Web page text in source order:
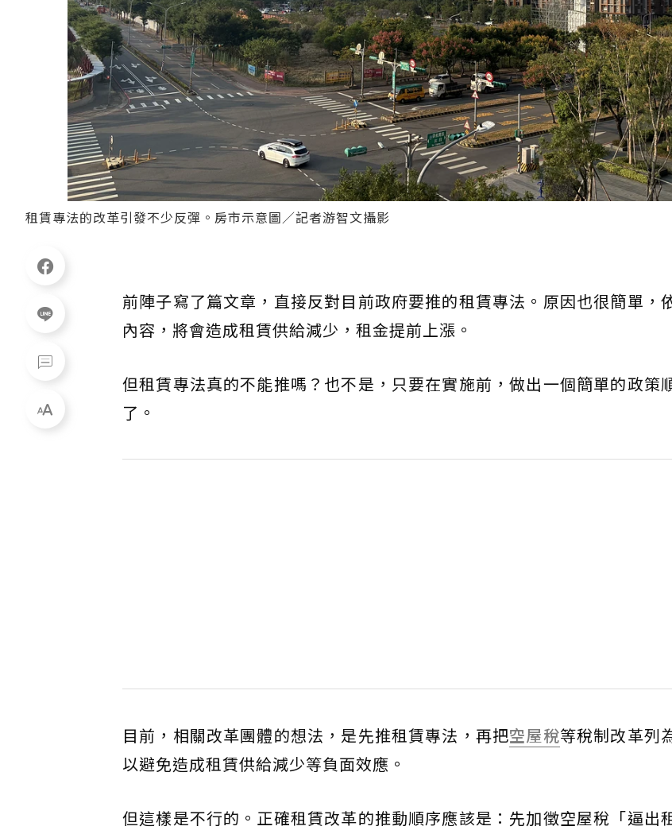
租賃專法的改革引發不少反彈。房市示意圖／記者游智文攝影
前陣子寫了篇文章，直接反對目前政府要推的租賃專法。原因也很簡單，
內容，將會造成租賃供給減少，租金提前上漲。
但租賃專法真的不能推嗎？也不是，只要在實施前，做出一個簡單的政策
了。
目前，相關改革團體的想法，是先推租賃專法，再把空屋稅等稅制改革列
以避免造成租賃供給減少等負面效應。
但這樣是不行的。正確租賃改革的推動順序應該是：先加徵空屋稅「逼出